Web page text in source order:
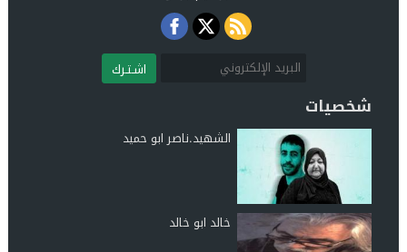
اشـتـرك
شخصيات
الشهيد.ناصر ابو حميد
خالد ابو خالد